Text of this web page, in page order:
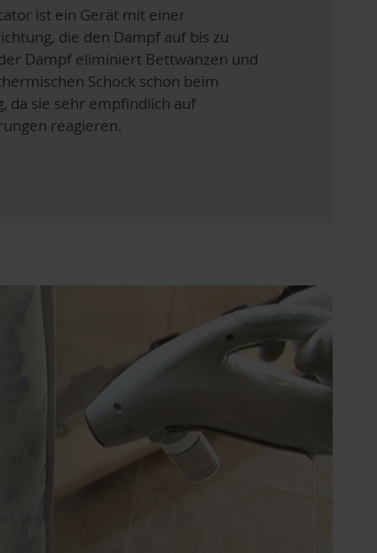
ist ein Gerät mit einer
die den Dampf auf bis zu
Dampf eliminiert Bettwanzen und
Schock schon beim
da sie sehr empfindlich auf
reagieren.